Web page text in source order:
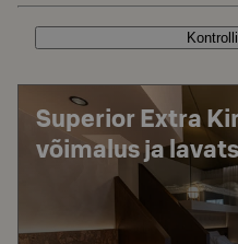
Superior Extra
võimalus ja lavats